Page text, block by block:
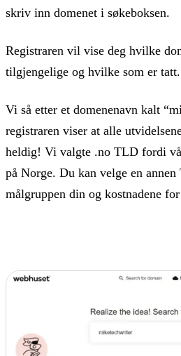
skriv inn domenet i søkeboksen.
Registraren vil vise deg hvilke
tilgjengelige og hvilke som er tatt.
Vi så etter et domenenavn kalt
registraren viser at alle
heldig! Vi valgte .no TLD fordi
på Norge. Du kan velge en
målgruppen din og kostnadene